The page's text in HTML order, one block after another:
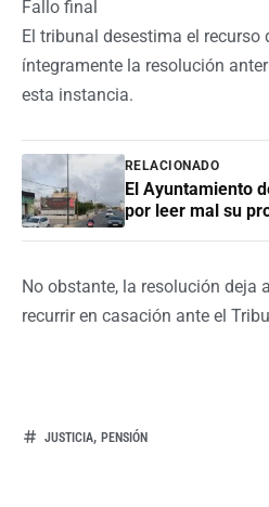
Fallo final
El tribunal desestima el
íntegramente la resolución
esta instancia.
RELACIONADO
El Ayuntamiento
por leer mal su
No obstante, la resolución deja
recurrir en casación ante el
JUSTICIA, PENSIÓN